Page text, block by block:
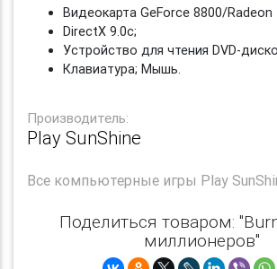
Видеокарта GeForce 8800/Radeon
DirectX 9.0c;
Устройство для чтения DVD-
Клавиатура; Мышь.
Производитель:
Play SunShine
Все компьютерные игры Play
Поделиться товаром:
миллионеров"